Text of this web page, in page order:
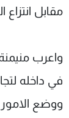
مقابل انتزاع
واعرب
في داخله
ووضع الامور